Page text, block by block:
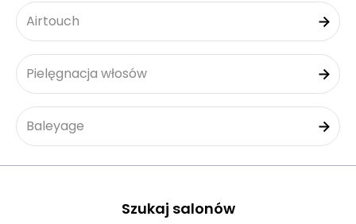
Airtouch
Pielęgnacja włosów
Baleyage
Szukaj salonów